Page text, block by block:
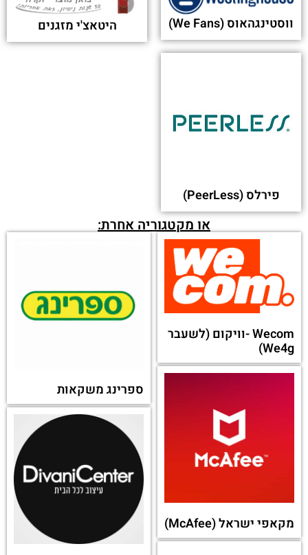
ווסטינגהאוס (We Fans) היטאצ'י מזגנים
פירלס (PeerLess)
או מקטגוריה אחרת:
Wecom -וויקום (לשעבר
We4g)
ספרינג משקאות
מקאפי ישראל (McAfee)